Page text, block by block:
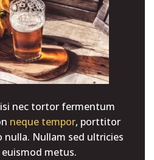
nec tortor fermentum
neque tempor, porttitor
nulla. Nullam sed ultricies
metus.